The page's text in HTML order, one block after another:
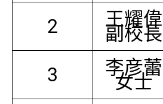
2 王耀偉
副校長
3 李彦蕾
女士